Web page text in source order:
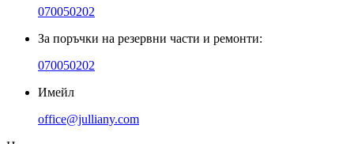
070050202
За поръчки на резервни части и ремонти:
070050202
Имейл
office@julliany.com